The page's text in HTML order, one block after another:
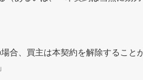
合、買主は本契約を解除すること